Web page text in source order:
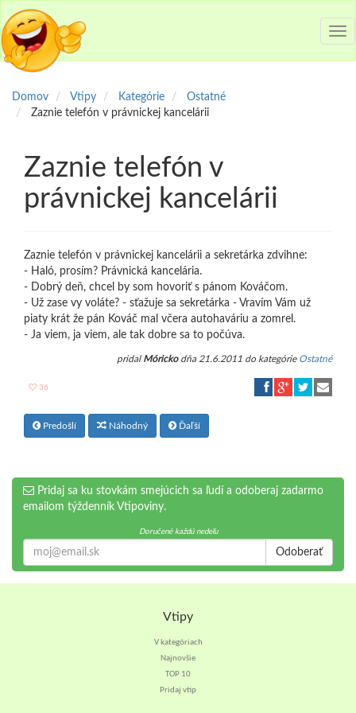
Domov Vtipy Kategórie
Ostatné
Zaznie telefón v právnickej kancelárii
Zaznie telefón v
právnickej kancelárii
Zaznie telefón v právnickej kancelárii a sekretárka zdvihne:
- Haló, prosím? Právnická kancelária.
- Dobrý deň, chcel by som hovoriť s pánom Kováčom.
- Už zase vy voláte? - sťažuje sa sekretárka - Vravím Vám už
piaty krát že pán Kováč mal včera autohaváriu a zomrel.
- Ja viem, ja viem, ale tak dobre sa to počúva.
pridal Mórickodňa 21.6.2011 do kategórie Ostatné
36
Predošlí Náhodný Ďaľší
Pridaj sa ku stovkám smejúcich sa ľudí a odoberaj zadarmo
emailom týždenník Vtipoviny.
Doručené každú nedeľu
Odoberať
Vtipy
V kategóriach
Najnovšie
TOP 10
Pridaj vtip